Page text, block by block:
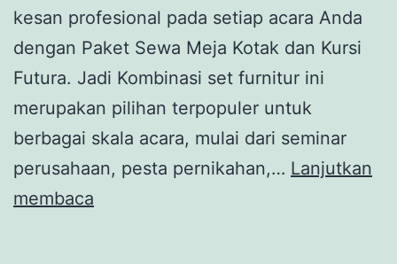
kesan profesional pada setiap acara Anda
dengan Paket Sewa Meja Kotak dan Kursi
Futura. Jadi Kombinasi set furnitur ini
merupakan pilihan terpopuler untuk
berbagai skala acara, mulai dari seminar
perusahaan, pesta pernikahan,… Lanjutkan
membaca